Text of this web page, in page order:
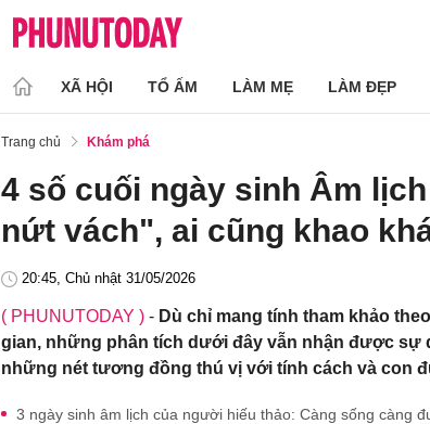
XÃ HỘI TỔ ẤM LÀM MẸ LÀM ĐẸP
Trang chủ Khám phá
4 số cuối ngày sinh Âm
nứt vách", ai cũng khao
20:45, Chủ nhật 31/05/2026
( PHUNUTODAY ) - Dù chỉ mang tính tham khảo
gian, những phân tích dưới đây vẫn nhận được sự
những nét tương đồng thú vị với tính cách và con
3 ngày sinh âm lịch của người hiếu thảo: Càng sống càng